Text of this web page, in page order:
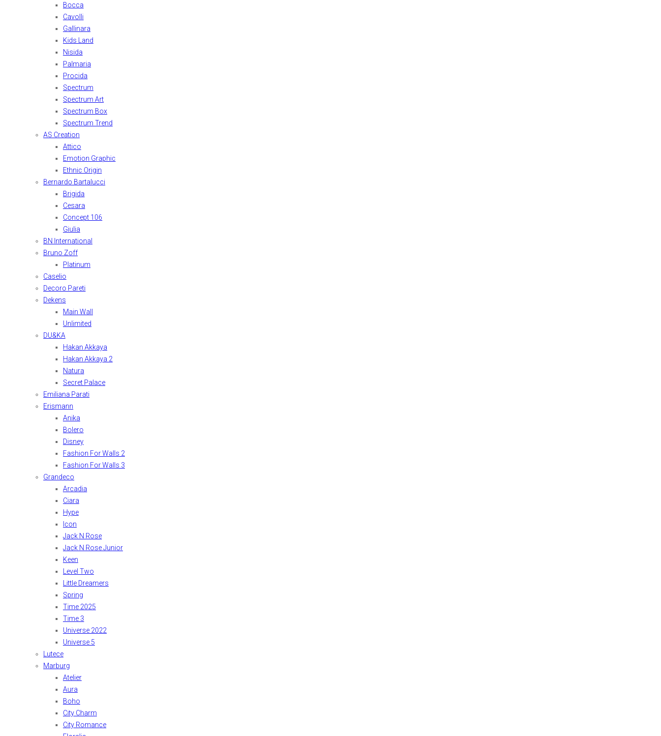
Bocca
Cavolli
Gallinara
Kids Land
Nisida
Palmaria
Procida
Spectrum
Spectrum Art
Spectrum Box
Spectrum Trend
AS Creation
Attico
Emotion Graphic
Ethnic Origin
Bernardo Bartalucci
Brigida
Cesara
Concept 106
Giulia
BN International
Bruno Zoff
Platinum
Caselio
Decoro Pareti
Dekens
Main Wall
Unlimited
DU&KA
Hakan Akkaya
Hakan Akkaya 2
Natura
Secret Palace
Emiliana Parati
Erismann
Anika
Bolero
Disney
Fashion For Walls 2
Fashion For Walls 3
Grandeco
Arcadia
Ciara
Hype
Icon
Jack N Rose
Jack N Rose Junior
Keen
Level Two
Little Dreamers
Spring
Time 2025
Time 3
Universe 2022
Universe 5
Lutece
Marburg
Atelier
Aura
Boho
City Charm
City Romance